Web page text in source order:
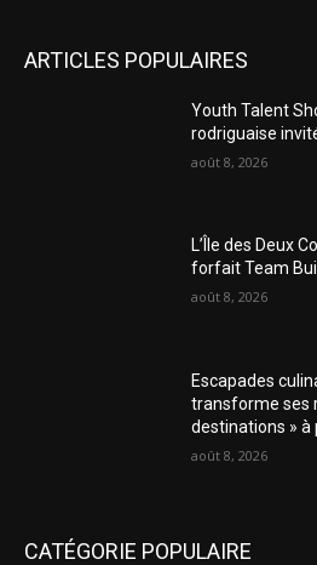
ARTICLES POPULAIRES
Youth Talent
rodriguaise
août 8, 2026
L’Île des Deux
forfait Team
août 8, 2026
Escapades
transforme ses
destinations » à
août 8, 2026
CATÉGORIE POPULAIRE